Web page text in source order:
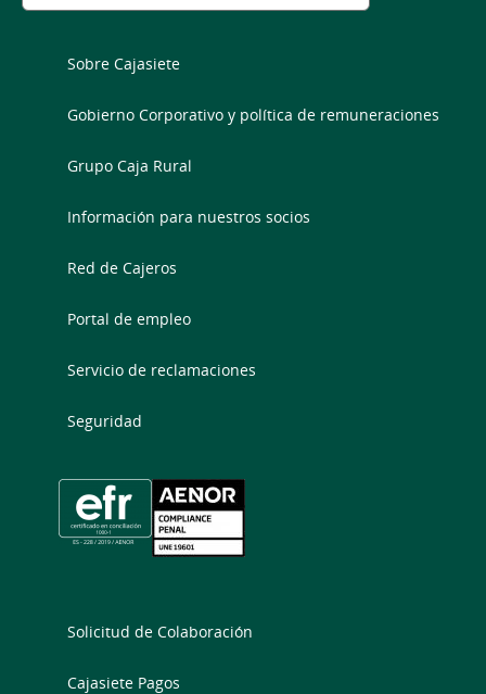
Sobre Cajasiete
Gobierno Corporativo y política de remuneraciones
Grupo Caja Rural
Información para nuestros socios
Red de Cajeros
Portal de empleo
Servicio de reclamaciones
Seguridad
Solicitud de Colaboración
Cajasiete Pagos